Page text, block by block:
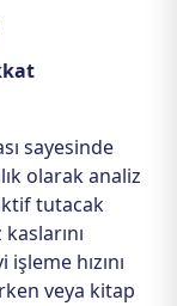
sayesinde
olarak analiz
tutacak
hızını
veya kitap